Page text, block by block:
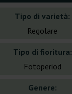
Tipo di varietà:
Regolare
Tipo di fioritura:
Fotoperiod
Genere: